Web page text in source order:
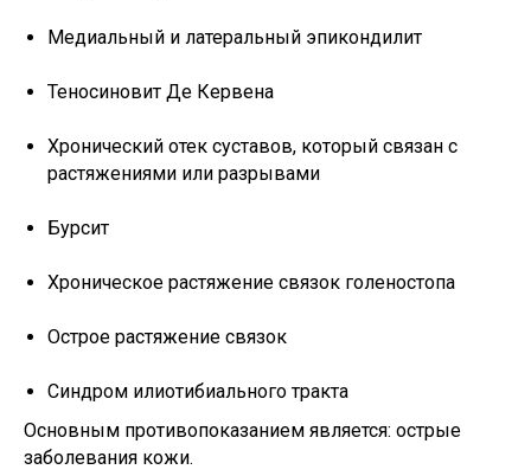
Медиальный и латеральный эпикондилит
Теносиновит Де Кервена
Хронический отек суставов, который связан с
растяжениями или разрывами
Бурсит
Хроническое растяжение связок голеностопа
Острое растяжение связок
Синдром илиотибиального тракта⁣⁣
Основным противопоказанием является: острые
заболевания кожи.